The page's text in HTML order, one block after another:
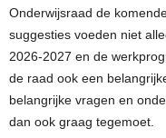
Onderwijsraad de
suggesties voeden niet
2026-2027 en de
de raad ook een
belangrijke vragen en
dan ook graag tegemoet.